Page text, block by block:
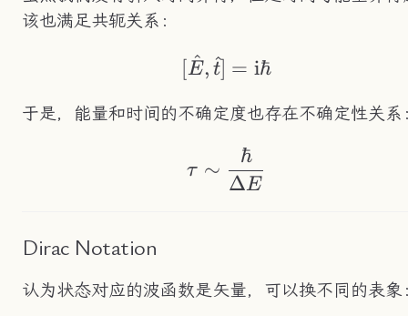
该也满足共轭关系：
[E
^, t
^
] = iℏ
于是，能量和时间的不确定度也存在不确定性关系
τ ∼
ΔE
ℏ
Dirac Notation
认为状态对应的波函数是矢量，可以换不同的表象